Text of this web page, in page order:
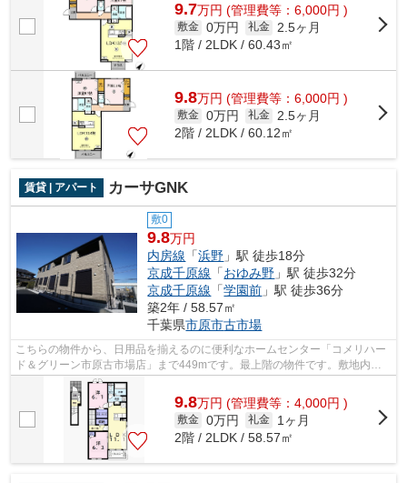
9.7万円 (管理費等：6,000円 )
敷金 0万円 礼金
2.5ヶ月
1階 / 2LDK / 60.43㎡
9.8万円 (管理費等：6,000円 )
敷金 0万円 礼金
2.5ヶ月
2階 / 2LDK / 60.12㎡
賃貸 | アパート カーサGNK
敷0
9.8万円
内房線 「浜野 」駅 徒歩18分
京成千原線 「おゆみ野 」駅 徒歩32分
京成千原線 「学園前 」駅 徒歩36分
築2年 / 58.57㎡
千葉県市原市古市場
こちらの物件から、日用品を揃えるのに便利なホームセンター「コメリハー
ド＆グリーン市原古市場店」まで449mです。最上階の物件です。敷地内に
はごみ置き場も設置されています。イン...
9.8万円 (管理費等：4,000円 )
敷金 0万円 礼金
1ヶ月
2階 / 2LDK / 58.57㎡